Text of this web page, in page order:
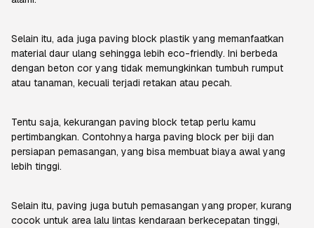
Selain itu, ada juga paving block plastik yang memanfaatkan
material daur ulang sehingga lebih eco-friendly. Ini berbeda
dengan beton cor yang tidak memungkinkan tumbuh rumput
atau tanaman, kecuali terjadi retakan atau pecah.
Tentu saja, kekurangan paving block tetap perlu kamu
pertimbangkan. Contohnya harga paving block per biji dan
persiapan pemasangan, yang bisa membuat biaya awal yang
lebih tinggi.
Selain itu, paving juga butuh pemasangan yang proper, kurang
cocok untuk area lalu lintas kendaraan berkecepatan tinggi,